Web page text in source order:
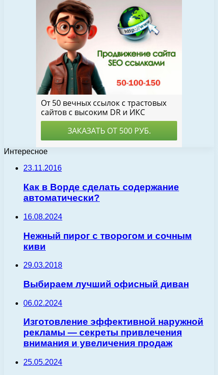
Интересное
23.11.2016
Как в Ворде сделать содержание
автоматически?
16.08.2024
Нежный пирог с творогом и сочным
киви
29.03.2018
Выбираем лучший офисный диван
06.02.2024
Изготовление эффективной наружной
рекламы — секреты привлечения
внимания и увеличения продаж
25.05.2024